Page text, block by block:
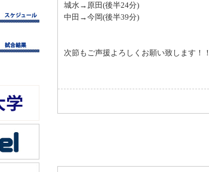
城水→原田(後半24分)
中田→今岡(後半39分)
次節もご声援よろしくお願い致します！！